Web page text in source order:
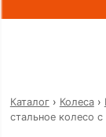
Каталог› Колеса›
стальное колесо